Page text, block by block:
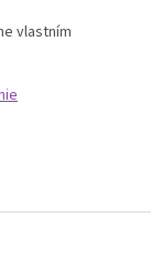
vlastním